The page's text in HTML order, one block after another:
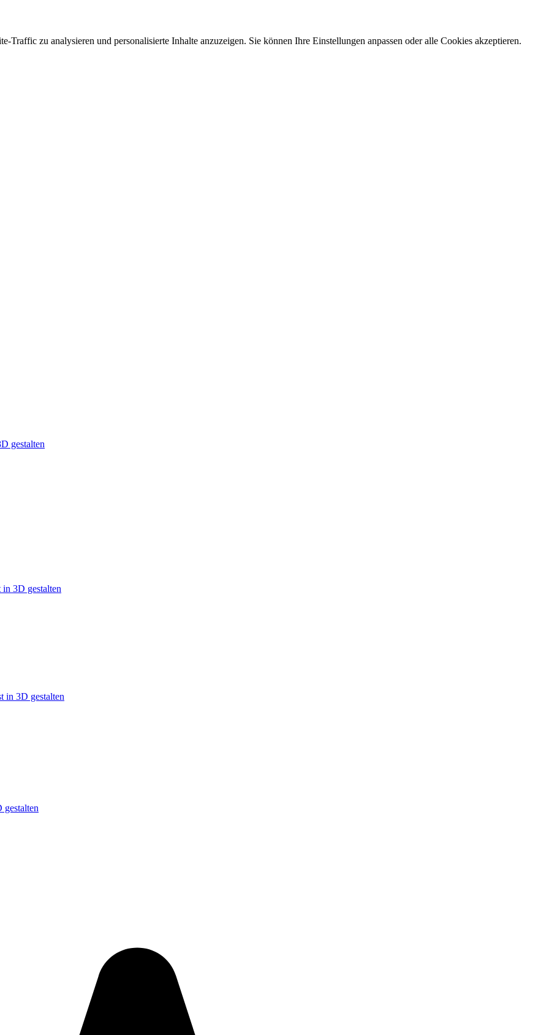
Traffic zu analysieren und personalisierte Inhalte anzuzeigen. Sie können Ihre Einstellungen anpassen oder alle Cookies akzeptieren.
gestalten
3D gestalten
in 3D gestalten